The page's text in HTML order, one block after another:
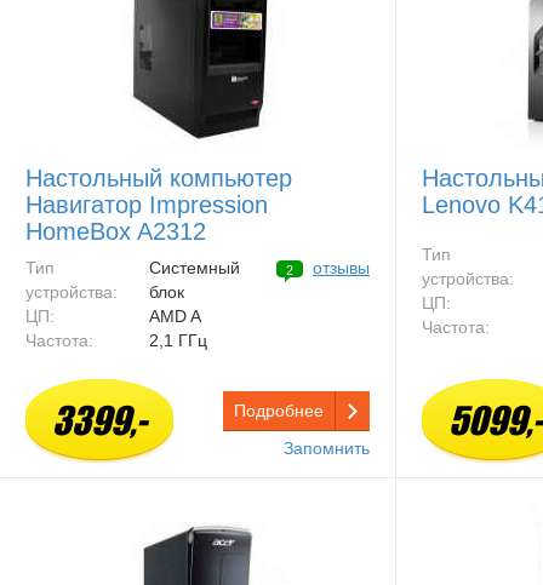
Настольный компьютер
Навигатор Impression
HomeBox A2312
Тип
устройства:
Системный
блок
ЦП:
AMD A
Частота:
2,1 ГГц
2 отзывы
3399,-
Подробнее
Запомнить
Lenovo
Тип
устройства:
ЦП:
Частота:
5099,-